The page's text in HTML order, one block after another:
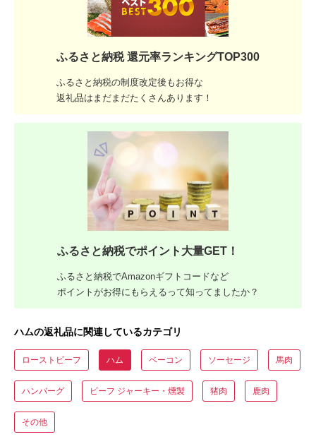
ふるさと納税 還元率ランキングTOP300
ふるさと納税の制度改定後もお得な
返礼品はまだまだたくさんあります！
ふるさと納税でポイント大量GET！
ふるさと納税でAmazonギフトコードなど
ポイントがお得にもらえるって知ってましたか？
ハムの返礼品に関連しているカテゴリ
ローストビーフ ハム ベーコン ソーセージ 馬肉
ハンバーグ ビーフ ジャーキー・燻製 猪肉 鹿肉
その他